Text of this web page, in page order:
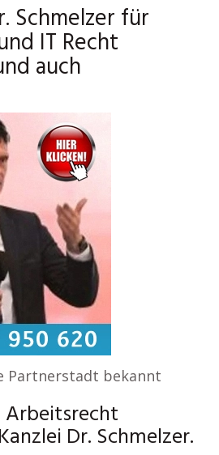
Schmelzer für
IT Recht
auch
Partnerstadt bekannt
Dr. Schmelzer.